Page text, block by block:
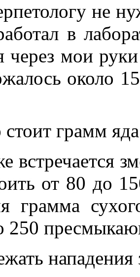
не
в
через мои
около
грамм
встречается
от 80 до
грамма
250